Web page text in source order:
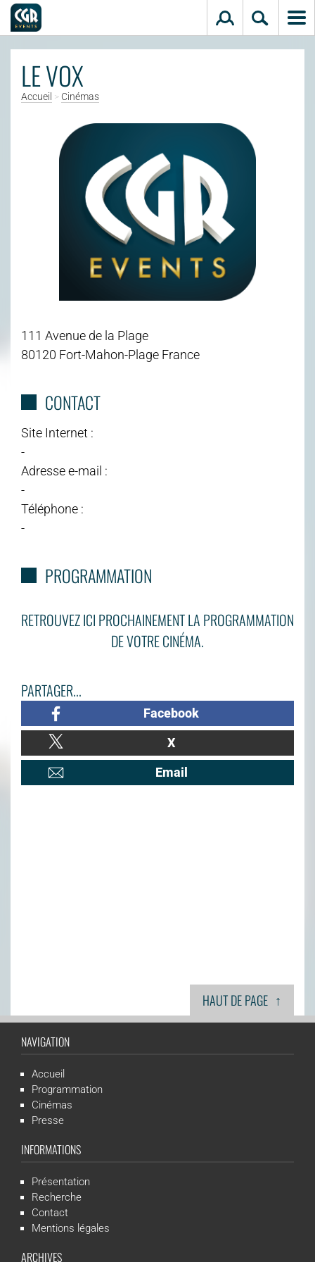
LE VOX
Accueil > Cinémas
111 Avenue de la Plage
80120 Fort-Mahon-Plage France
CONTACT
Site Internet :
-
Adresse e-mail :
-
Téléphone :
-
PROGRAMMATION
RETROUVEZ ICI PROCHAINEMENT LA PROGRAMMATION
DE VOTRE CINÉMA.
PARTAGER...
Facebook
X
Email
HAUT DE PAGE ↑
NAVIGATION
Accueil
Programmation
Cinémas
Presse
INFORMATIONS
Présentation
Recherche
Contact
Mentions légales
ARCHIVES